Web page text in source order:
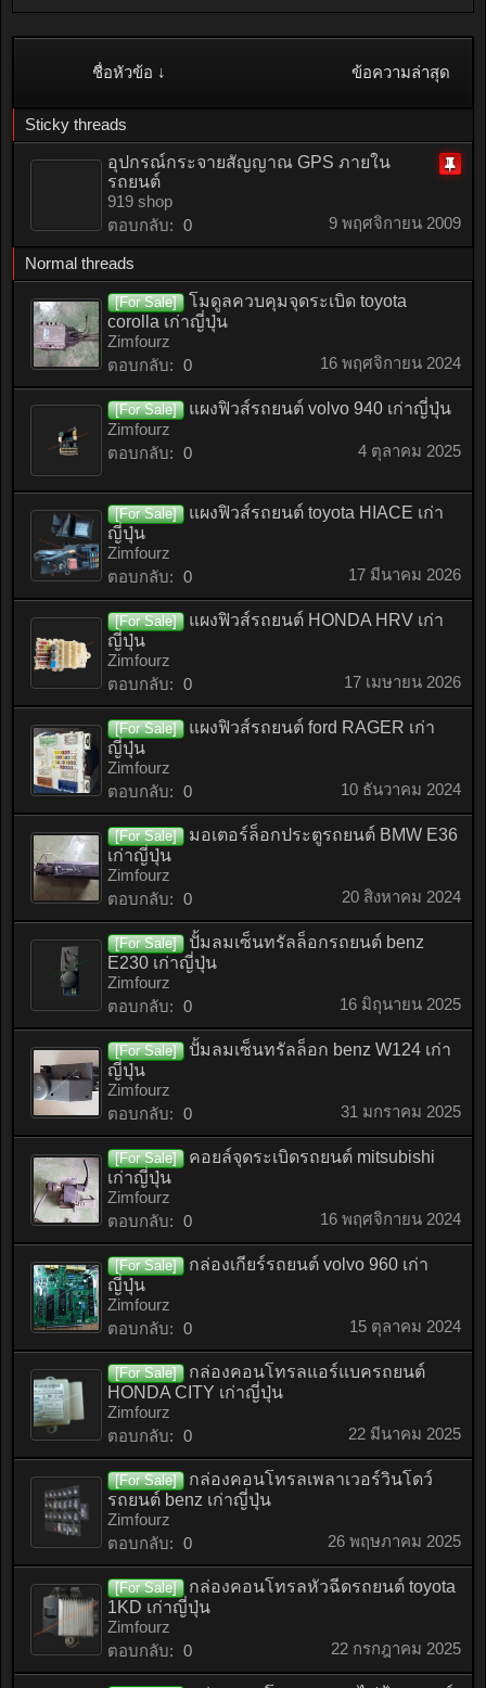
ชื่อหัวข้อ ↓ ข้อความล่าสุด
Sticky threads
อุปกรณ์กระจายสัญญาณ GPS ภายใน
รถยนต์
919 shop
ตอบกลับ: 0 9 พฤศจิกายน 2009
Normal threads
[For Sale]
โมดูลควบคุมจุดระเบิด toyota
corolla เก่าญี่ปุ่น
Zimfourz
ตอบกลับ: 0 16 พฤศจิกายน 2024
[For Sale]
แผงฟิวส์รถยนต์ volvo 940 เก่าญี่ปุ่น
Zimfourz
ตอบกลับ: 0 4 ตุลาคม 2025
[For Sale]
แผงฟิวส์รถยนต์ toyota HIACE เก่า
ญี่ปุ่น
Zimfourz
ตอบกลับ: 0 17 มีนาคม 2026
[For Sale]
แผงฟิวส์รถยนต์ HONDA HRV เก่า
ญี่ปุ่น
Zimfourz
ตอบกลับ: 0 17 เมษายน 2026
[For Sale]
แผงฟิวส์รถยนต์ ford RAGER เก่า
ญี่ปุ่น
Zimfourz
ตอบกลับ: 0 10 ธันวาคม 2024
[For Sale]
มอเตอร์ล็อกประตูรถยนต์ BMW E36
เก่าญี่ปุ่น
Zimfourz
ตอบกลับ: 0 20 สิงหาคม 2024
[For Sale]
ปั้มลมเซ็นทรัลล็อกรถยนต์ benz
E230 เก่าญี่ปุ่น
Zimfourz
ตอบกลับ: 0 16 มิถุนายน 2025
[For Sale]
ปั้มลมเซ็นทรัลล็อก benz W124 เก่า
ญี่ปุ่น
Zimfourz
ตอบกลับ: 0 31 มกราคม 2025
[For Sale]
คอยล์จุดระเบิดรถยนต์ mitsubishi
เก่าญี่ปุ่น
Zimfourz
ตอบกลับ: 0 16 พฤศจิกายน 2024
[For Sale]
กล่องเกียร์รถยนต์ volvo 960 เก่า
ญี่ปุ่น
Zimfourz
ตอบกลับ: 0 15 ตุลาคม 2024
[For Sale]
กล่องคอนโทรลแอร์แบครถยนต์
HONDA CITY เก่าญี่ปุ่น
Zimfourz
ตอบกลับ: 0 22 มีนาคม 2025
[For Sale]
กล่องคอนโทรลเพลาเวอร์วินโดว์
รถยนต์ benz เก่าญี่ปุ่น
Zimfourz
ตอบกลับ: 0 26 พฤษภาคม 2025
[For Sale]
กล่องคอนโทรลหัวฉีดรถยนต์ toyota
1KD เก่าญี่ปุ่น
Zimfourz
ตอบกลับ: 0 22 กรกฎาคม 2025